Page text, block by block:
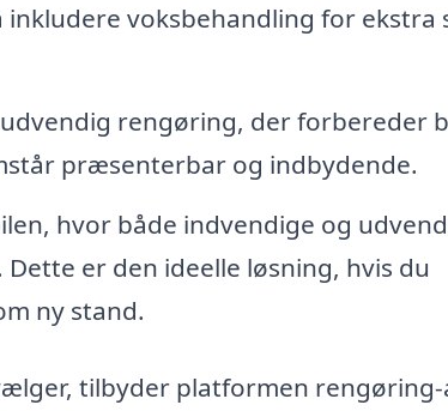
voksbehandling for ekstra
rengøring, der forbereder
præsenterbar og indbydende.
hvor både indvendige og
er den ideelle løsning, hvis du
ny stand.
tilbyder platformen rengøring-